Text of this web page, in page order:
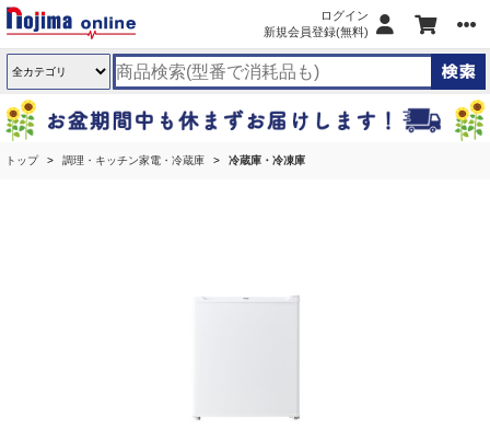
ログイン
新規会員登録(無料)
トップ 調理・キッチン家電・冷蔵庫 冷蔵庫・冷凍庫